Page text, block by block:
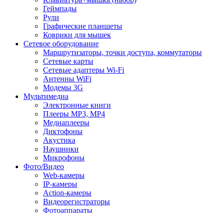
Геймпады
Рули
Графические планшеты
Коврики для мышек
Сетевое оборудование
Маршрутизаторы, точки доступа, коммутаторы
Сетевые карты
Сетевые адаптеры Wi-Fi
Антенны WiFi
Модемы 3G
Мультимедиа
Электронные книги
Плееры MP3, MP4
Медиаплееры
Диктофоны
Акустика
Наушники
Микрофоны
Фото/Видео
Web-камеры
IP-камеры
Action-камеры
Видеорегистраторы
Фотоаппараты